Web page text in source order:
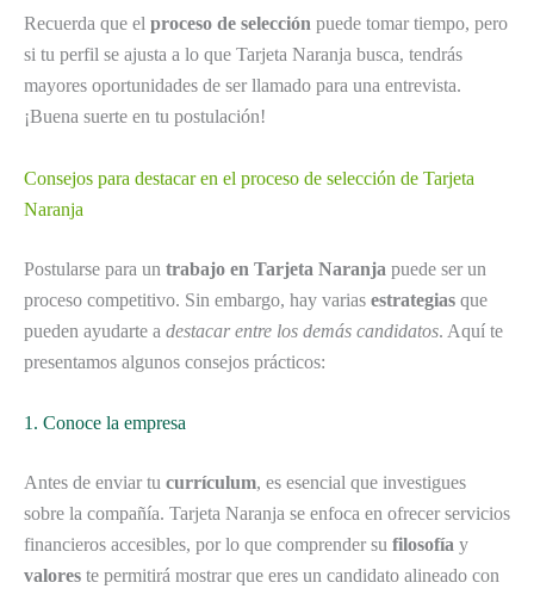
Recuerda que el proceso de selección puede tomar tiempo, pero
si tu perfil se ajusta a lo que Tarjeta Naranja busca, tendrás
mayores oportunidades de ser llamado para una entrevista.
¡Buena suerte en tu postulación!
Consejos para destacar en el proceso de selección de Tarjeta
Naranja
Postularse para un trabajo en Tarjeta Naranja puede ser un
proceso competitivo. Sin embargo, hay varias estrategias que
pueden ayudarte a destacar entre los demás candidatos. Aquí te
presentamos algunos consejos prácticos:
1. Conoce la empresa
Antes de enviar tu currículum, es esencial que investigues
sobre la compañía. Tarjeta Naranja se enfoca en ofrecer servicios
financieros accesibles, por lo que comprender su filosofía y
valores te permitirá mostrar que eres un candidato alineado con